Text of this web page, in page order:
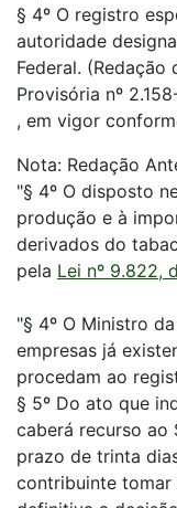
§ 4º O registro
autoridade
Federal.
Provisória nº
, em vigor
Nota: Redação
"§ 4º O disposto
produção e à
derivados do
pela Lei nº 9.822,
"§ 4º O Ministro
empresas já
procedam ao
§ 5º Do ato que
caberá recurso ao
prazo de trinta
contribuinte tomar